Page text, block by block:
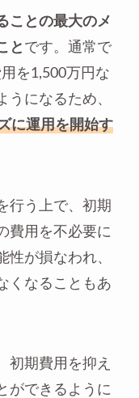
ことの最大のメ
と です。通常で
を1,500万円な
うになるため、
に運用を開始す
行う上で、初期
費用を不必要に
性が損なわれ、
くなることもあ
初期費用を抑え
ができるように